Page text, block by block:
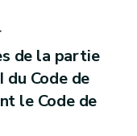
de la partie
Code de
le Code de